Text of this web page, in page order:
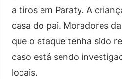
a tiros em Paraty. A
casa do pai. Moradores
que o ataque tenha sido
caso está sendo
locais.